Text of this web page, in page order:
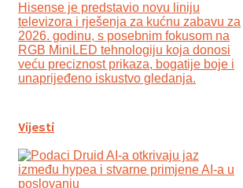
Hisense je predstavio novu liniju
televizora i rješenja za kućnu zabavu za
2026. godinu, s posebnim fokusom na
RGB MiniLED tehnologiju koja donosi
veću preciznost prikaza, bogatije boje i
unaprijeđeno iskustvo gledanja.
Vijesti